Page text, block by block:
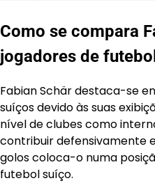
Como se compara
jogadores de
Fabian Schär destaca-se
suíços devido às suas
nível de clubes como
contribuir defensivamente
golos coloca-o numa
futebol suíço.